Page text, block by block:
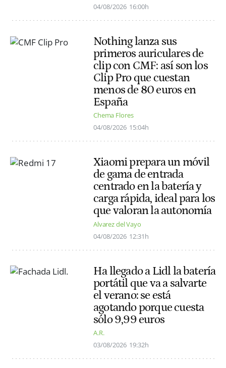
04/08/2026 16:00h
Nothing lanza sus
primeros auriculares de
clip con CMF: así son los
Clip Pro que cuestan
menos de 80 euros en
España
Chema Flores
04/08/2026 15:04h
Xiaomi prepara un móvil
de gama de entrada
centrado en la batería y
carga rápida, ideal para los
que valoran la autonomía
Alvarez del Vayo
04/08/2026 12:31h
Ha llegado a Lidl la batería
portátil que va a salvarte
el verano: se está
agotando porque cuesta
sólo 9,99 euros
A.R.
03/08/2026 19:32h